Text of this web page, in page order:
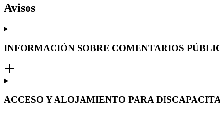
Avisos
INFORMACIÓN SOBRE COMENTARIOS
ACCESO Y ALOJAMIENTO PARA